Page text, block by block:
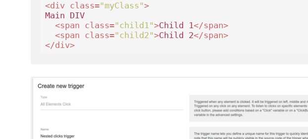
<div class="myClass">
Main DIV
<span class="child1">Child 1</span>
<span class="child2">Child 2</span>
</div>